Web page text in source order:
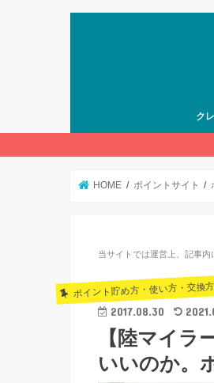
ク
HOME ポイントサイト
当サイトでは運営上、記事内
ポイント貯め方・使い方・交換
2017.08.30
【陸マイラ
いいのか。